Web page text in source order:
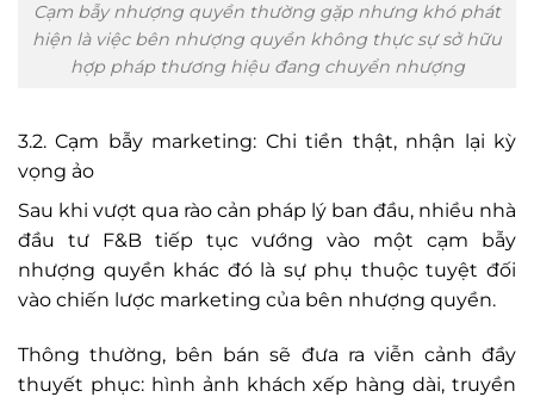
Cạm bẫy nhượng quyền thường gặp nhưng khó phát
hiện là việc bên nhượng quyền không thực sự sở hữu
hợp pháp thương hiệu đang chuyển nhượng
3.2. Cạm bẫy marketing: Chi tiền thật, nhận lại kỳ
vọng ảo
Sau khi vượt qua rào cản pháp lý ban đầu, nhiều nhà
đầu tư F&B tiếp tục vướng vào một cạm bẫy
nhượng quyền khác đó là sự phụ thuộc tuyệt đối
vào chiến lược marketing của bên nhượng quyền.
Thông thường, bên bán sẽ đưa ra viễn cảnh đầy
thuyết phục: hình ảnh khách xếp hàng dài, truyền